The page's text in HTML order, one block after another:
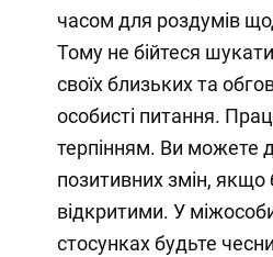
часом для роздумів
Тому не бійтеся
своїх близьких та
особисті питання.
терпінням. Ви можете
позитивних змін, якщо
відкритими. У
стосунках будьте